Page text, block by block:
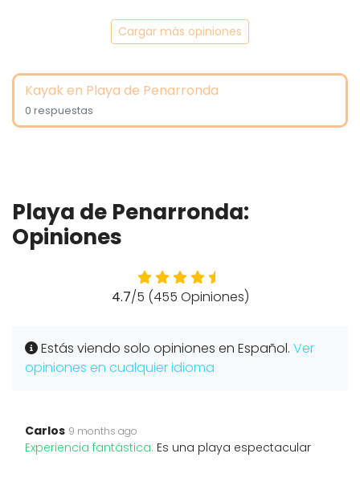
Cargar más opiniones
Kayak en Playa de Penarronda
0 respuestas
Playa de Penarronda:
Opiniones
4.7/5 (455 Opiniones)
Estás viendo solo opiniones en Español. Ver
opiniones en cualquier idioma
Carlos 9 months ago
Experiencia fantástica: Es una playa espectacular